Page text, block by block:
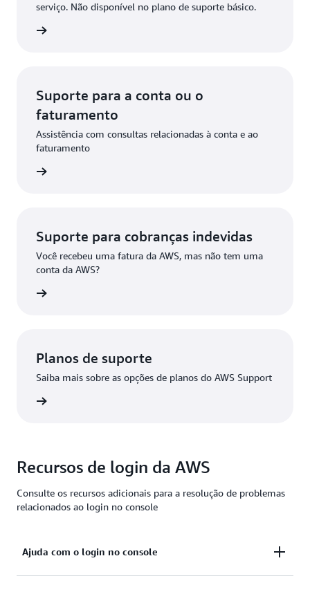
serviço. Não disponível no plano de suporte básico.
Suporte para a conta ou o
faturamento
Assistência com consultas relacionadas à conta e ao
faturamento
Suporte para cobranças indevidas
Você recebeu uma fatura da AWS, mas não tem uma
conta da AWS?
Planos de suporte
Saiba mais sobre as opções de planos do AWS Support
Recursos de login da AWS
Consulte os recursos adicionais para a resolução de problemas
relacionados ao login no console
Ajuda com o login no console